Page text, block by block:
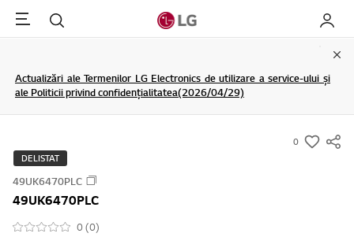
Menu Cautare My LG
Actualizări ale Termenilor LG Electronics de utilizare a service-ului și
ale Politicii privind confidențialitatea(2026/04/29)
0
s
DELISTAT
49UK6470PLC
49UK6470PLC
0 (0)